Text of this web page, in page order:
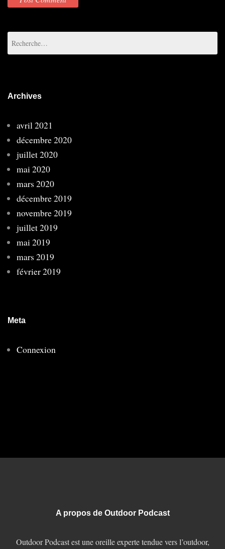
Archives
avril 2021
décembre 2020
juillet 2020
mai 2020
mars 2020
décembre 2019
novembre 2019
juillet 2019
mai 2019
mars 2019
février 2019
Meta
Connexion
A propos de Outdoor Podcast
Outdoor Podcast est une oreille experte tendue vers l’outdoor,